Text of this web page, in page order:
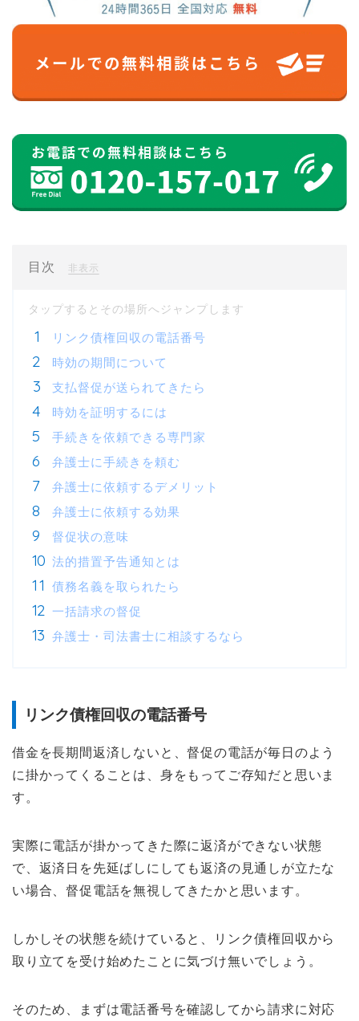
目次 非表示
リンク債権回収の電話番号
時効の期間について
支払督促が送られてきたら
時効を証明するには
手続きを依頼できる専門家
弁護士に手続きを頼む
弁護士に依頼するデメリット
弁護士に依頼する効果
督促状の意味
法的措置予告通知とは
債務名義を取られたら
一括請求の督促
弁護士・司法書士に相談するなら
リンク債権回収の電話番号
借金を長期間返済しないと、督促の電話が毎日のよう
に掛かってくることは、身をもってご存知だと思いま
す。
実際に電話が掛かってきた際に返済ができない状態
で、返済日を先延ばしにしても返済の見通しが立たな
い場合、督促電話を無視してきたかと思います。
しかしその状態を続けていると、リンク債権回収から
取り立てを受け始めたことに気づけ無いでしょう。
そのため、まずは電話番号を確認してから請求に対応